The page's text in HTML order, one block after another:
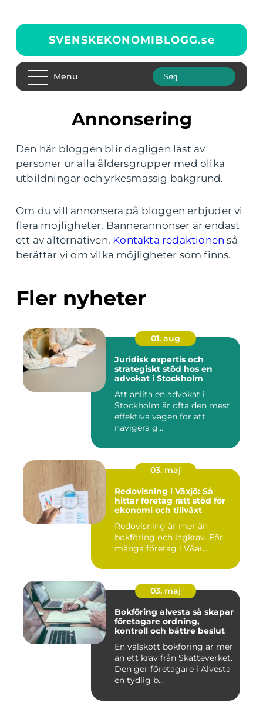
SVENSKEKONOMIBLOGG.se
Menu
Annonsering
Den här bloggen blir dagligen läst av
personer ur alla åldersgrupper med olika
utbildningar och yrkesmässig bakgrund.
Om du vill annonsera på bloggen erbjuder vi
flera möjligheter. Bannerannonser är endast
ett av alternativen. Kontakta redaktionen så
berättar vi om vilka möjligheter som finns.
Fler nyheter
01. aug
Juridisk expertis och
strategiskt stöd hos en
advokat i Stockholm
Att anlita en advokat i
Stockholm är ofta den mest
effektiva vägen för att
navigera g...
03. maj
Redovisning i Växjö: Så
hittar företag rätt stöd för
ekonomi och tillväxt
Redovisning är mer än
bokföring och lagkrav. För
många företag i V&au...
03. maj
Bokföring alvesta så skapar
företagare ordning,
kontroll och bättre beslut
En välskött bokföring är mer
än ett krav från Skatteverket.
Den ger företagare i Alvesta
en tydlig b...